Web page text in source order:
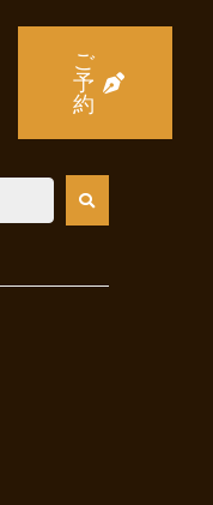
ご
予
約